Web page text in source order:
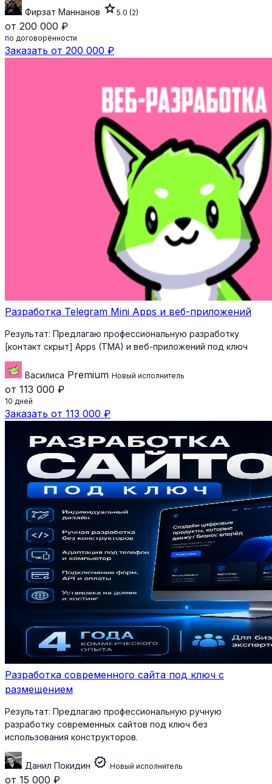
Фирзат Маннанов star5.0 (2)
от 200 000 ₽
по договорённости
Заказать от 200 000 ₽
Разработка Telegram Mini Apps и веб-приложений
Результат: Предлагаю профессиональную разработку
[контакт скрыт] Apps (TMA) и веб-приложений под ключ
Василиса Premium Новый исполнитель
от 113 000 ₽
10 дней
Заказать от 113 000 ₽
Разработка современного сайта под ключ с
размещением
Результат: Предлагаю профессиональную ручную
разработку современных сайтов под ключ без
использования конструкторов.
Данил Покидин verified Новый исполнитель
от 15 000 ₽